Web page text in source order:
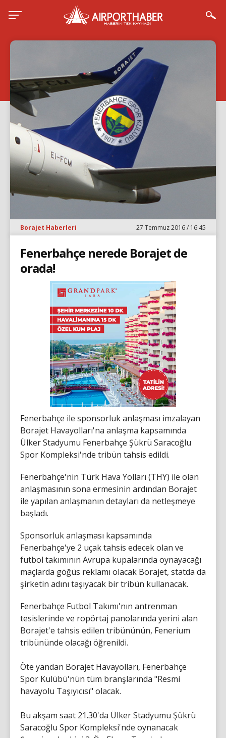
Borajet Haberleri 27 Temmuz 2016 / 16:45
Fenerbahçe nerede Borajet de
orada!
Fenerbahçe ile sponsorluk anlaşması imzalayan
Borajet Havayolları'na anlaşma kapsamında
Ülker Stadyumu Fenerbahçe Şükrü Saracoğlu
Spor Kompleksi'nde tribün tahsis edildi.
Fenerbahçe'nin Türk Hava Yolları (THY) ile olan
anlaşmasının sona ermesinin ardından Borajet
ile yapılan anlaşmanın detayları da netleşmeye
başladı.
Sponsorluk anlaşması kapsamında
Fenerbahçe'ye 2 uçak tahsis edecek olan ve
futbol takımının Avrupa kupalarında oynayacağı
maçlarda göğüs reklamı olacak Borajet, statda da
şirketin adını taşıyacak bir tribün kullanacak.
Fenerbahçe Futbol Takımı'nın antrenman
tesislerinde ve ropörtaj panolarında yerini alan
Borajet'e tahsis edilen tribününün, Fenerium
tribününde olacağı öğrenildi.
Öte yandan Borajet Havayolları, Fenerbahçe
Spor Kulübü'nün tüm branşlarında "Resmi
havayolu Taşıyıcısı" olacak.
Bu akşam saat 21.30'da Ülker Stadyumu Şükrü
Saracoğlu Spor Kompleksi'nde oynanacak